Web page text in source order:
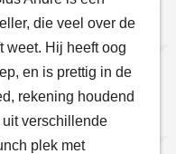
die veel over de
weet. Hij heeft oog
en is prettig in de
rekening houdend
uit verschillende
plek met